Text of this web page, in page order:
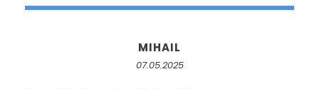
MIHAIL
07.05.2025